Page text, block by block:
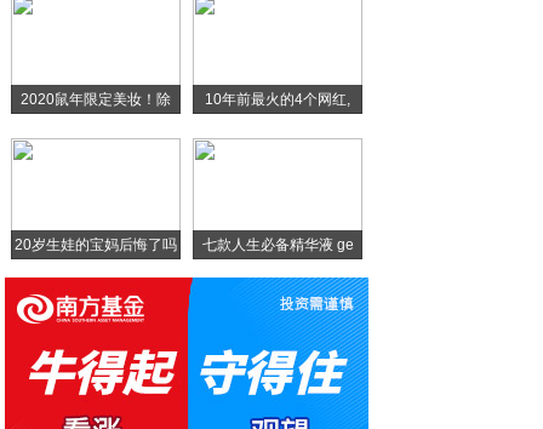
壁纸丨今日份敲可爱的手机壁纸吖
2020鼠年限定美妆！除 10年前最火的4个网红,
20岁生娃的宝妈后悔了吗 七款人生必备精华液 ge